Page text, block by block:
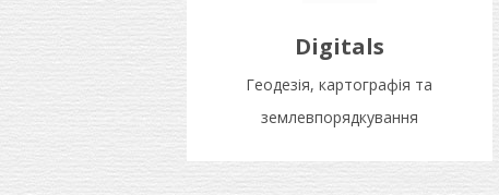
Digitals
Геодезія, картографія та
землевпорядкування